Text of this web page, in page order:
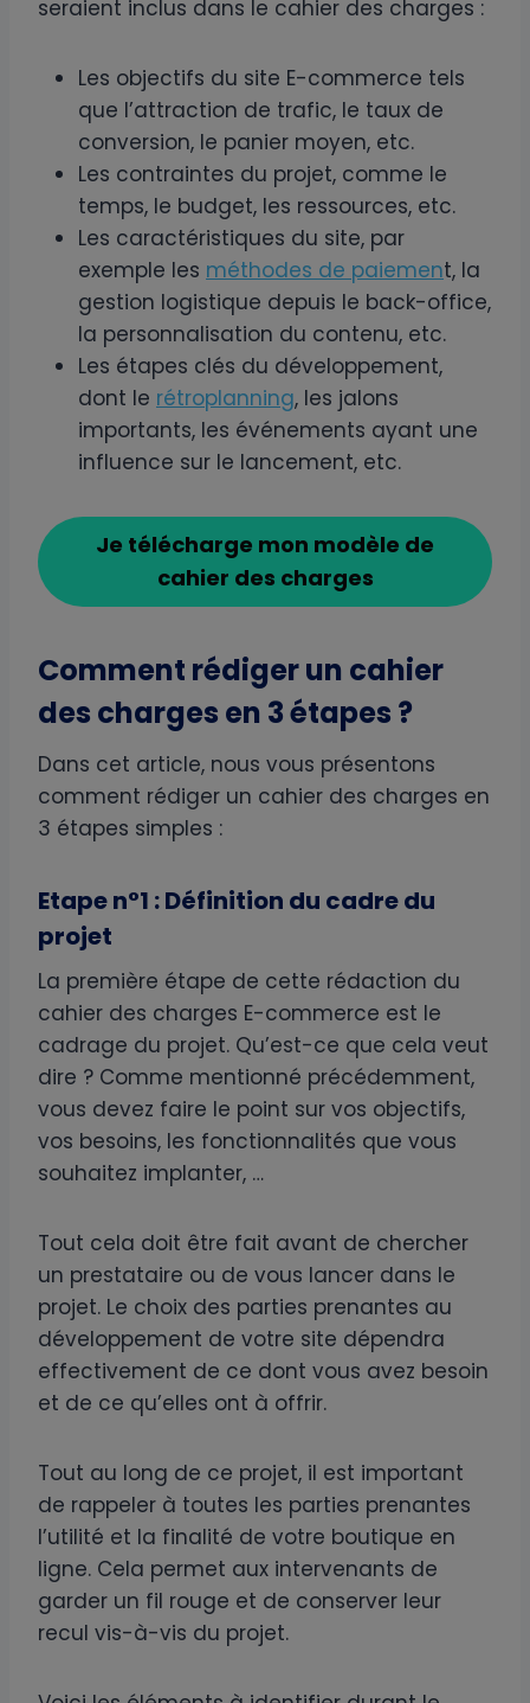
seraient inclus dans le cahier des charges :
Les objectifs du site E-commerce tels
que l’attraction de trafic, le taux de
conversion, le panier moyen, etc.
Les contraintes du projet, comme le
temps, le budget, les ressources, etc.
Les caractéristiques du site, par
exemple les méthodes de paiement, la
gestion logistique depuis le back-office,
la personnalisation du contenu, etc.
Les étapes clés du développement,
dont le rétroplanning, les jalons
importants, les événements ayant une
influence sur le lancement, etc.
Je télécharge mon modèle de
cahier des charges
Comment rédiger un cahier
des charges en 3 étapes ?
Dans cet article, nous vous présentons
comment rédiger un cahier des charges en
3 étapes simples :
Etape n°1 : Définition du cadre du
projet
La première étape de cette rédaction du
cahier des charges E-commerce est le
cadrage du projet. Qu’est-ce que cela veut
dire ? Comme mentionné précédemment,
vous devez faire le point sur vos objectifs,
vos besoins, les fonctionnalités que vous
souhaitez implanter, …
Tout cela doit être fait avant de chercher
un prestataire ou de vous lancer dans le
projet. Le choix des parties prenantes au
développement de votre site dépendra
effectivement de ce dont vous avez besoin
et de ce qu’elles ont à offrir.
Tout au long de ce projet, il est important
de rappeler à toutes les parties prenantes
l’utilité et la finalité de votre boutique en
ligne. Cela permet aux intervenants de
garder un fil rouge et de conserver leur
recul vis-à-vis du projet.